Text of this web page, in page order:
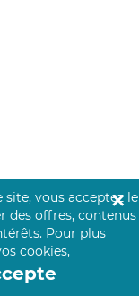
vous acceptez le
des offres, contenus
Pour plus
cookies,
✕